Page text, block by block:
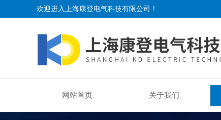
欢迎进入上海康登电气科技有限公司！
网站首页 关于我们